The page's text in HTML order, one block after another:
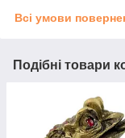
Всі умови
Подібні товари